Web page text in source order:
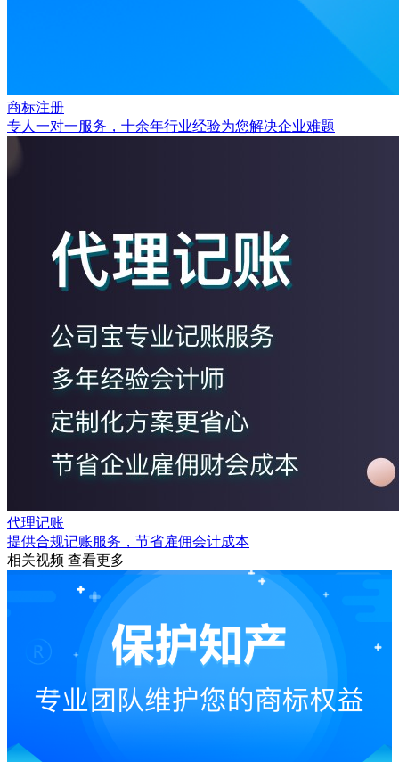
商标注册
专人一对一服务，十余年行业经验为您解决企业难题
代理记账
提供合规记账服务，节省雇佣会计成本
相关视频 查看更多